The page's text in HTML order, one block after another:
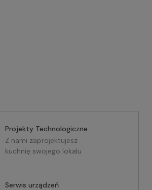
Projekty Technologiczne
Z nami zaprojektujesz
kuchnię swojego lokalu
Serwis urządzeń